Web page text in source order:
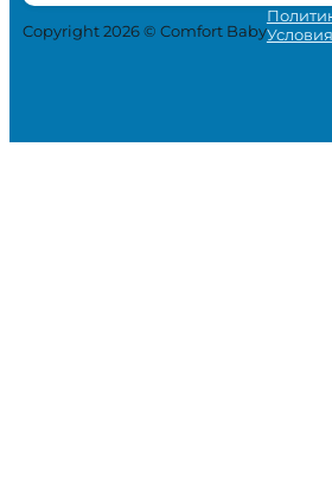
Copyright 2026 © Comfort Baby